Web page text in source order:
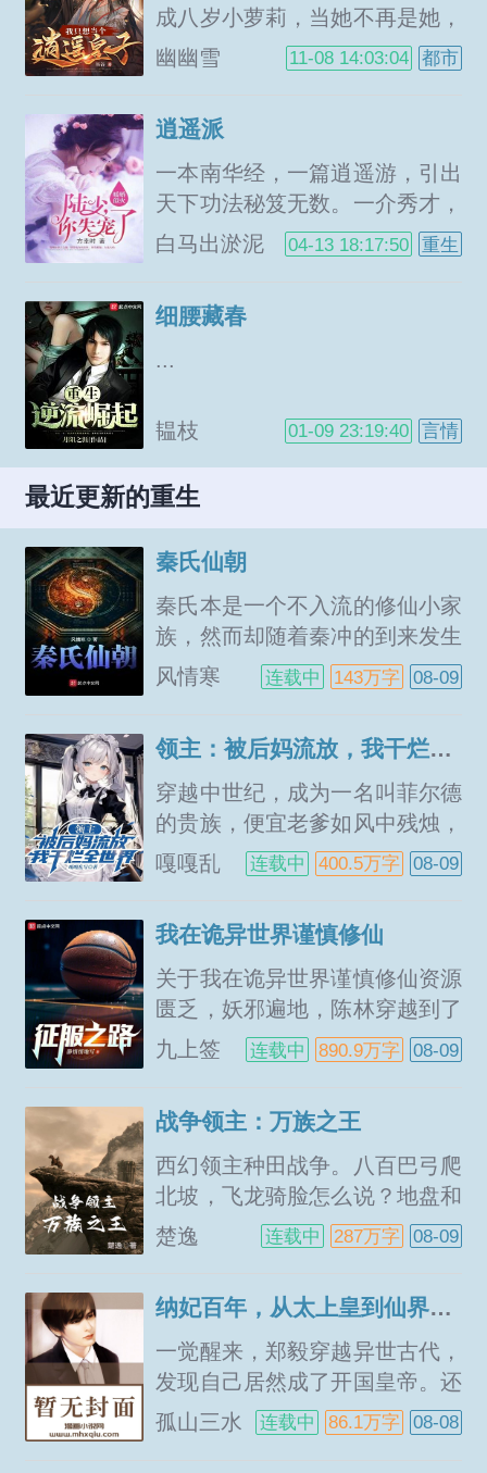
儿女的亏欠，被她抛弃遗忘仇恨
打压漠视的儿女们心有不甘，在
地府徘徊不去，为了让她们顺利
爱抛弃子女的恋爱脑妈妈2挥金
如土不顾子女的拜金妈妈3虐文
女主的势利眼妈妈4望女成凤的
强势妈妈5重男轻...
成八岁小萝莉，当她不再是她，
一切重头再来。这辈子，天时地
利，唯独差人和，你你你！说的
就是挡我的道！看...
幽幽雪 11-08 14:03:04 都市
逍遥派
一本南华经，一篇逍遥游，引出
天下功法秘笈无数。一介秀才，
得药王指点，修炼返老还童之
术，功法逆天。一朝神功大成，
通天大阵。万年魔殿殿主之位空
白马出淤泥 04-13 18:17:50 重生
细腰藏春
...
韫枝 01-09 23:19:40 言情
最近更新的重生
秦氏仙朝
秦氏本是一个不入流的修仙小家
族，然而却随着秦冲的到来发生
了改变，一步步成长为修仙界的
大势力，最终成就了一个秦氏修
了一个底层修仙者的逆袭一个末
流修仙家族的崛起一个强大修...
风情寒 连载中 143万字 08-09
领主：被后妈流放，我干烂全世界
穿越中世纪，成为一名叫菲尔德
的贵族，便宜老爹如风中残烛，
美艳后妈畜生中的畜生。开局就
送去满是贫穷和怪物的腐化之
么直接抢！边种地边劫掠！哥哥
的封地比我富裕百倍？抢爆！妹
妹安心种地养羊？抢爆！异族穷
的只剩...
嘎嘎乱
连载中 400.5万字 08-09
我在诡异世界谨慎修仙
关于我在诡异世界谨慎修仙资源
匮乏，妖邪遍地，陈林穿越到了
一个诡异的世界之中。原本应该
高高在上的修仙者，在这里却成
难。面对这种开局，陈林只有小
心谨慎，发扬苟道精神，步步惊
心的前行。直到，大鹏一日同风
起，扶...
九上签 连载中 890.9万字 08-09
战争领主：万族之王
西幻领主种田战争。八百巴弓爬
北坡，飞龙骑脸怎么说？地盘和
人口，我全都要！为了世界和
平，里奥不得不研究出几款外交
放平心态坐下来听他讲道理。传
奇工匠狗头人领主菲莎伊纽特，
看着眼前的六管加特林重机枪...
楚逸 连载中 287万字 08-09
纳妃百年，从太上皇到仙界老祖
一觉醒来，郑毅穿越异世古代，
发现自己居然成了开国皇帝。还
没等他反应过来，就有皇子谋反
成功，弑兄杀弟，被迫成为太上
孤山三水 连载中 86.1万字 08-08